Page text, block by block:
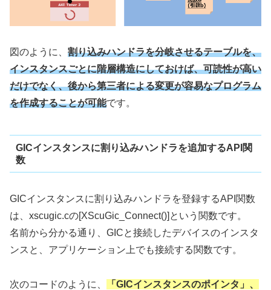
図のように、 割り込みハンドラを分岐させるテーブルを、
インスタンスごとに階層構造にしておけば、可読性が高い
だけでなく、後から第三者による変更が容易なプログラム
を作成することが可能です。
GICインスタンスに割り込みハンドラを追加するAPI関
数
GICインスタンスに割り込みハンドラを登録するAPI関数
は、xscugic.cの[XScuGic_Connect()]という関数です。
名前から分かる通り、GICと接続したデバイスのインスタ
ンスと、アプリケーション上でも接続する関数です。
次のコードのように、
「GICインスタンスのポインタ」、